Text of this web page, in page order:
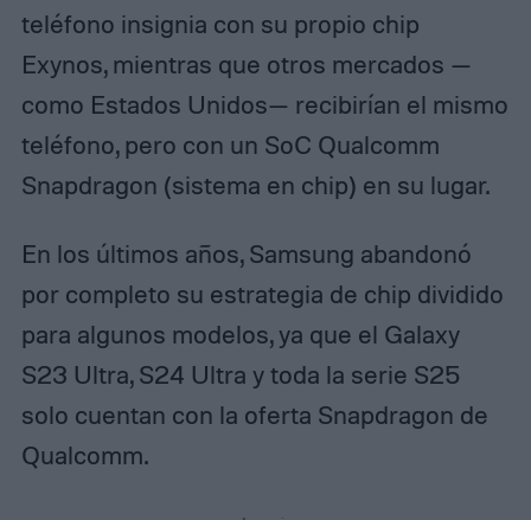
teléfono insignia con su propio chip
Exynos, mientras que otros mercados —
como Estados Unidos— recibirían el mismo
teléfono, pero con un SoC Qualcomm
Snapdragon (sistema en chip) en su lugar.
En los últimos años, Samsung abandonó
por completo su estrategia de chip dividido
para algunos modelos, ya que el Galaxy
S23 Ultra, S24 Ultra y toda la serie S25
solo cuentan con la oferta Snapdragon de
Qualcomm.